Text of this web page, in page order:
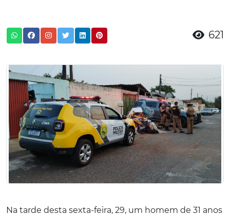
621
Na tarde desta sexta-feira, 29, um homem de 31 anos